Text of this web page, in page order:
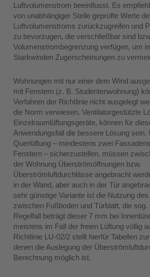
Luftvolumenstrom beeinflusst. Es
von unabhängiger Stelle geprüfte Werte
Luftvolumenstroms zurückzugreifen und
zu bevorzugen, die verschließbar sind
Volumenstrombegrenzung verfügen, um
Starkwinden Zugerscheinungen zu
Wohnungen mit nur einer dem Wind
mit Fenstern (z. B. Studentenwohnung)
Verfahren der Richtlinie nicht ausgelegt
die Norm verwiesen. Ventilatorgestützte
Einzelraumlüftungsgeräte, können für
Anwendungsfall die bessere Lösung sein.
Querlüftung – mindestens zwei
Fenstern – sicherzustellen, müssen
der Wohnung Überströmöffnungen bzw.
Überströmluftdurchlässe angebracht
in der Wand, aber auch in der Tür
sehr günstige Variante ist die Nutzung
zwischen Fußboden und Türblatt, die sog.
Regelfall beträgt dieser 7 mm bei
meistens im Fall der freien Lüftung völlig
Richtlinie LU-02/2 stellt hierfür Tabellen
denen die Auslegung der
Berechnung möglich ist.